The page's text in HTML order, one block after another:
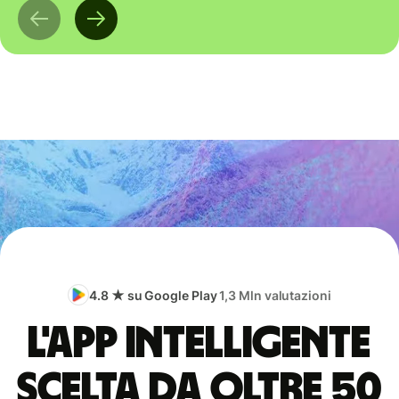
4.8 ★ su Google Play1,3 Mln valutazioni
L'app intelligente
scelta da oltre 50